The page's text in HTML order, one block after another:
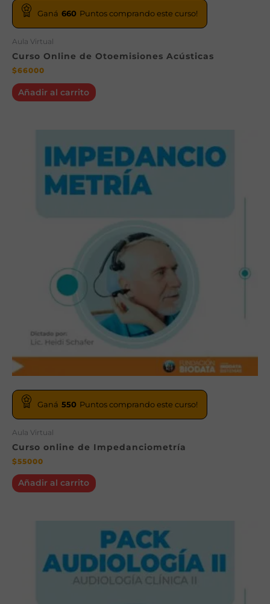
Ganá 660 Puntos comprando este curso!
Aula Virtual
Curso Online de Otoemisiones Acústicas
$66000
Añadir al carrito
Ganá 550 Puntos comprando este curso!
Aula Virtual
Curso online de Impedanciometría
$55000
Añadir al carrito